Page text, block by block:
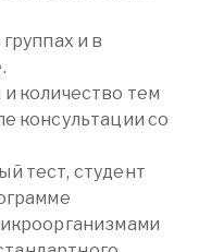
и в
количество тем
консультации со
тест, студент